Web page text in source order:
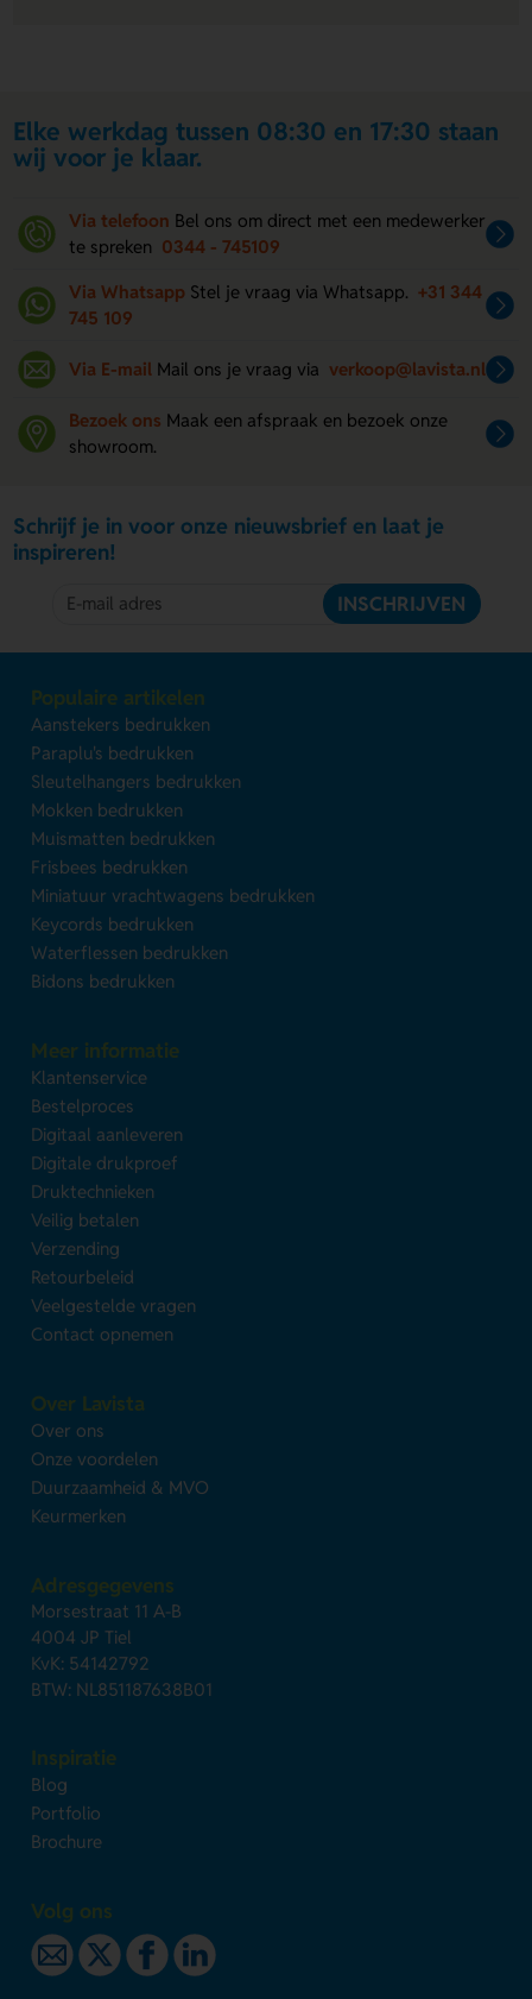
Elke werkdag tussen 08:30 en 17:30 staan
wij voor je klaar.
Via telefoon Bel ons om direct met een medewerker
te spreken 0344 - 745109
Via Whatsapp Stel je vraag via Whatsapp. +31 344
745 109
Via E-mail Mail ons je vraag via verkoop@lavista.nl
Bezoek ons Maak een afspraak en bezoek onze
showroom.
Schrijf je in voor onze nieuwsbrief en laat je
inspireren!
INSCHRIJVEN
Populaire artikelen
Aanstekers bedrukken
Paraplu's bedrukken
Sleutelhangers bedrukken
Mokken bedrukken
Muismatten bedrukken
Frisbees bedrukken
Miniatuur vrachtwagens bedrukken
Keycords bedrukken
Waterflessen bedrukken
Bidons bedrukken
Meer informatie
Klantenservice
Bestelproces
Digitaal aanleveren
Digitale drukproef
Druktechnieken
Veilig betalen
Verzending
Retourbeleid
Veelgestelde vragen
Contact opnemen
Over Lavista
Over ons
Onze voordelen
Duurzaamheid & MVO
Keurmerken
Adresgegevens
Morsestraat 11 A-B
4004 JP Tiel
KvK: 54142792
BTW: NL851187638B01
Inspiratie
Blog
Portfolio
Brochure
Volg ons